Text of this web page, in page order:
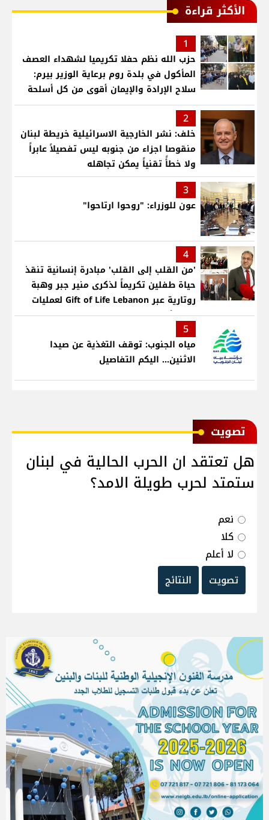
الأكثر قراءة
1
حزب الله نظم حفلا تكريميا لشهداء العصف
المأكول في بلدة روم برعاية الوزير بيرم:
سلاح الإرادة والإيمان أقوى من كل أسلحة
العالم .. ونريد الدولة التي تجمع اللبنانيين
2
خلف: نشر الخارجية الاسرائيلية خريطة لبنان
منقوصا اجزاء من جنوبه ليس تفصيلاً عابراً
ولا خطأً تقنياً يمكن تجاهله
3
عون للوزراء: "روحوا ارتاحوا"
4
'من القلب إلى القلب' مبادرة إنسانية تنقذ
حياة طفلين تكريماً لذكرى منير جبر وهبة
روتارية عبر Gift of Life Lebanon لعمليات
قلب لأطفال في مستشفى حمود الجامعي
5
مياه الجنوب: توقف التغذية عن صيدا
الاثنين... اليكم التفاصيل
ﺗﺼﻮﻳﺖ
هل تعتقد ان الحرب الحالية في لبنان
ستمتد لحرب طويلة الامد؟
نعم
كلا
لا أعلم
تصويت
النتائج